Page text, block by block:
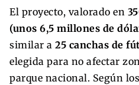
El proyecto, valorado en
(unos 6,5 millones de
similar a 25 canchas de
elegida para no afectar
parque nacional. Según